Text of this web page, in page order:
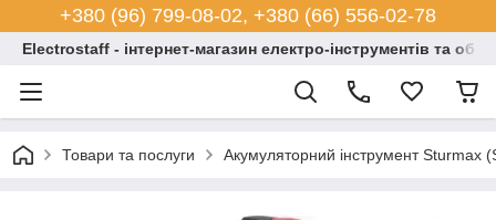
+380 (96) 799-08-02, +380 (66) 556-02-78
Electrostaff - інтернет-магазин електро-інструментів та
Товари та послуги Акумуляторний інструмент Sturmax